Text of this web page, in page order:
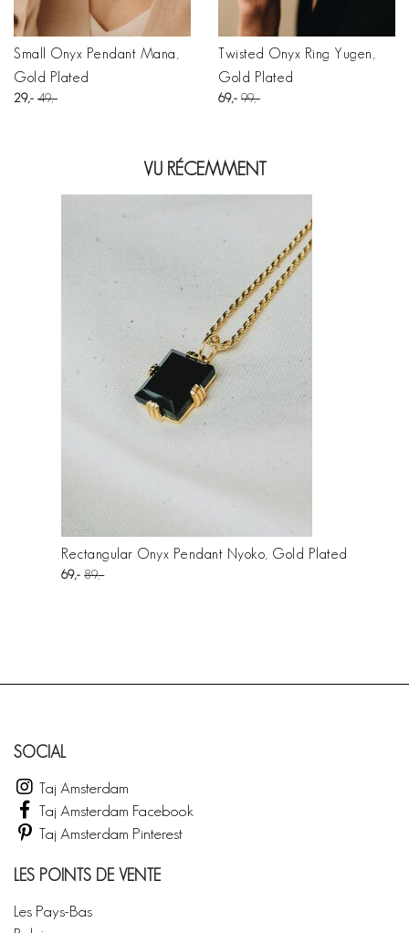
Small Onyx Pendant Mana,
Gold Plated
29 49
Twisted Onyx Ring Yugen,
Gold Plated
69 99
VU RÉCEMMENT
Rectangular Onyx Pendant Nyoko, Gold Plated
69 89
SOCIAL
Taj Amsterdam
Taj Amsterdam Facebook
Taj Amsterdam Pinterest
LES POINTS DE VENTE
Les Pays-Bas